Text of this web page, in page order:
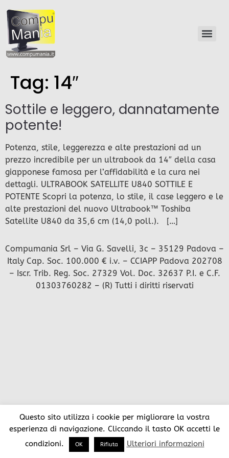
Tag: 14″
Sottile e leggero, dannatamente
potente!
Potenza, stile, leggerezza e alte prestazioni ad un
prezzo incredibile per un ultrabook da 14″ della casa
giapponese famosa per l’affidabilità e la cura nei
dettagli. ULTRABOOK SATELLITE U840 SOTTILE E
POTENTE Scopri la potenza, lo stile, il case leggero e le
alte prestazioni del nuovo Ultrabook™ Toshiba
Satellite U840 da 35,6 cm (14,0 poll.). […]
Compumania Srl – Via G. Savelli, 3c – 35129 Padova –
Italy Cap. Soc. 100.000 € i.v. – CCIAPP Padova 202708
– Iscr. Trib. Reg. Soc. 27329 Vol. Doc. 32637 P.I. e C.F.
01303760282 – (R) Tutti i diritti riservati
Questo sito utilizza i cookie per migliorare la vostra
esperienza di navigazione. Cliccando il tasto OK accetti le
condizioni.
OK Rifiuta Ulteriori informazioni